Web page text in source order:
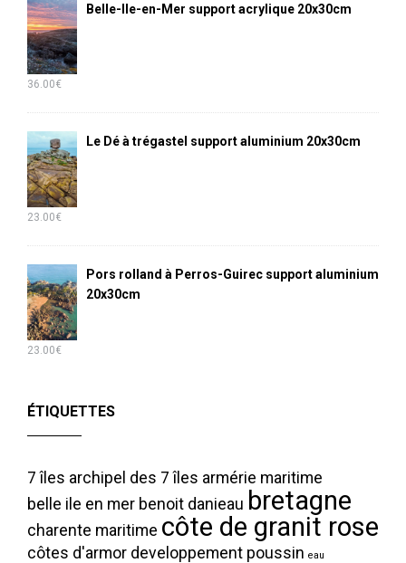
Belle-Ile-en-Mer support acrylique 20x30cm
36.00€
Le Dé à trégastel support aluminium 20x30cm
23.00€
Pors rolland à Perros-Guirec support aluminium
20x30cm
23.00€
ÉTIQUETTES
7 îles archipel des 7 îles armérie maritime
belle ile en mer benoit danieau bretagne
charente maritime côte de granit rose
côtes d'armor developpement poussin eau